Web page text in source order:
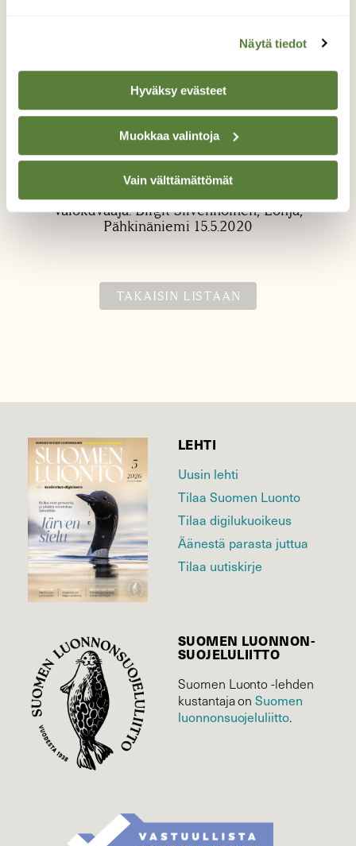
Näytä tiedot
Hyväksy evästeet
Muokkaa valintoja
Vain välttämättömät
Kirjosieppo naaras
Kirjosieppo pariskunta tutki pesäkoloa
Valokuvaaja: Birgit Silvennoinen, Lohja,
Pähkinäniemi 15.5.2020
TAKAISIN LISTAAN
LEHTI
Uusin lehti
Tilaa Suomen Luonto
Tilaa digilukuoikeus
Äänestä parasta juttua
Tilaa uutiskirje
SUOMEN LUONNON­
SUOJELU­LIITTO
Suomen Luonto -lehden
kustantaja onSuomen
luonnonsuojelu­liitto.